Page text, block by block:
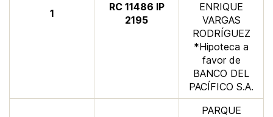
​1
​​RC 11486 IP
2195
ENRIQUE
VARGAS
RODRÍGUEZ
*Hipoteca a
favor de
BANCO DEL
PACÍFICO S.A.​
PARQUE